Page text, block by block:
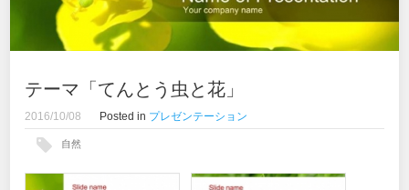
テーマ「てんとう虫と花」
2016/10/08 Posted in プレゼンテーション
自然